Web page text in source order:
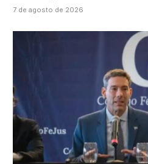
7 de agosto de 2026